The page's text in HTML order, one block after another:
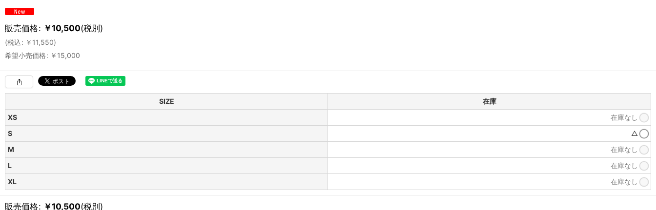
販売価格: ￥10,500(税別)
(税込: ￥ 11,550)
希望小売価格: ￥ 15,000
SIZE
在庫
XS
在庫なし
S
△
M
在庫なし
L
在庫なし
XL
在庫なし
販売価格: ￥10,500(税別)